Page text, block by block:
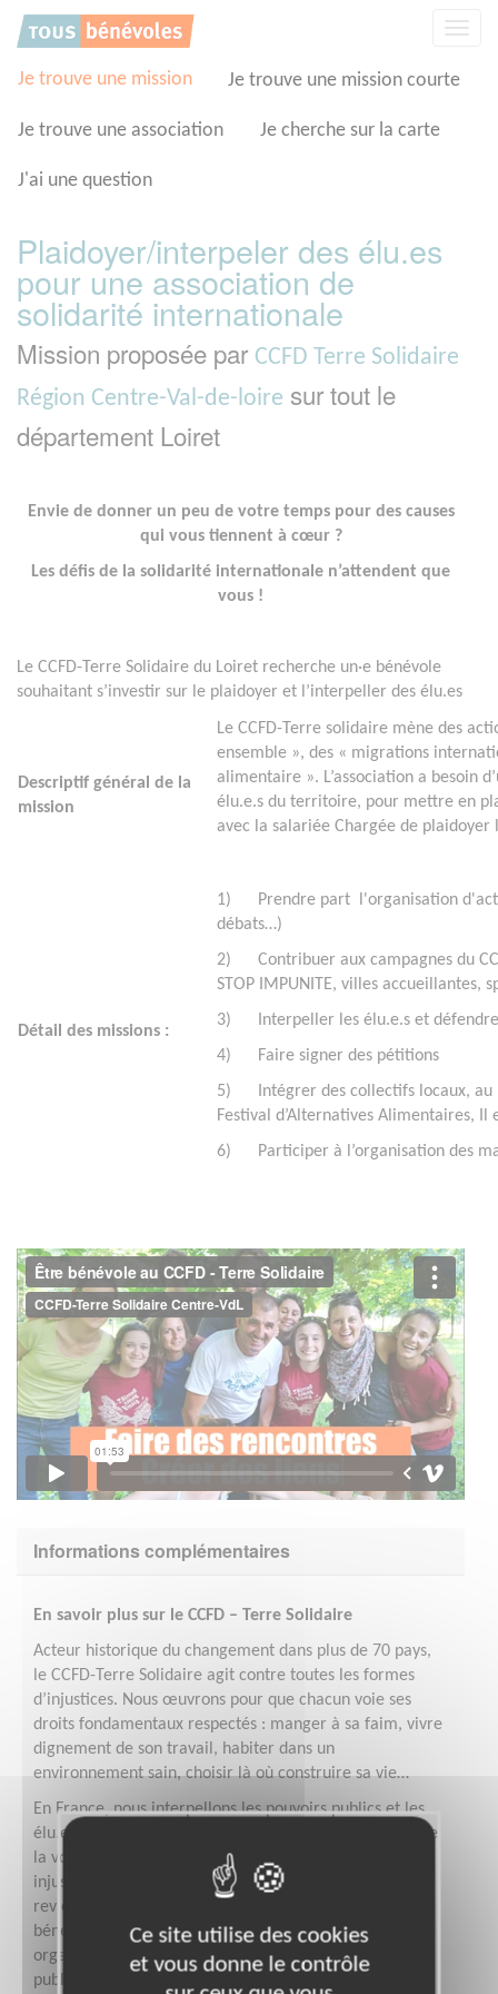
Je trouve une mission Je trouve une mission courte
Je trouve une association Je cherche sur la carte
J'ai une question
Plaidoyer/interpeler des élu.es
pour une association de
solidarité internationale
Mission proposée par CCFD Terre Solidaire
Région Centre-Val-de-loire sur tout le
département Loiret
Envie de donner un peu de votre temps pour des causes
qui vous tiennent à cœur ?
Les défis de la solidarité internationale n’attendent que
vous !
Le CCFD-Terre Solidaire du Loiret recherche un·e bénévole
souhaitant s’investir sur le plaidoyer et l’interpeller des élu.es
Descriptif général de la
mission
Le CCFD-Terre solidaire mène des
ensemble », des « migrations
alimentaire ». L’association a besoin
élu.e.s du territoire, pour mettre en
avec la salariée Chargée de plaidoyer
Détail des missions :
1) Prendre part l'organisation
débats…)
2) Contribuer aux campagnes du
STOP IMPUNITE, villes
3) Interpeller les élu.e.s et défendre
4) Faire signer des pétitions
5) Intégrer des collectifs locaux, au
Festival d’Alternatives Alimentaires,
6) Participer à l’organisation des
Informations complémentaires
En savoir plus sur le CCFD – Terre Solidaire
Acteur historique du changement dans plus de 70 pays,
le CCFD-Terre Solidaire agit contre toutes les formes
d’injustices. Nous œuvrons pour que chacun voie ses
droits fondamentaux respectés : manger à sa faim, vivre
dignement de son travail, habiter dans un
environnement sain, choisir là où construire sa vie…
En France, nous interpellons les pouvoirs publics et les
élu.e.s pour défendre l’intérêt général et faire entendre
la voix des plus fragiles. Motivé par la certitude que les
injustices de ce monde ne sont pas une fatalité et qu’il
revient à chacun de se mobiliser, notre réseau de
bénévoles agit dans toute la France. Less bénévoles
organisent des ateliers dans des écoles, des débats
publics, des rencontres avec des acteur.ice.s engagé.e.s
Panneau de gestion des cookies
Ce site utilise des cookies
et vous donne le contrôle